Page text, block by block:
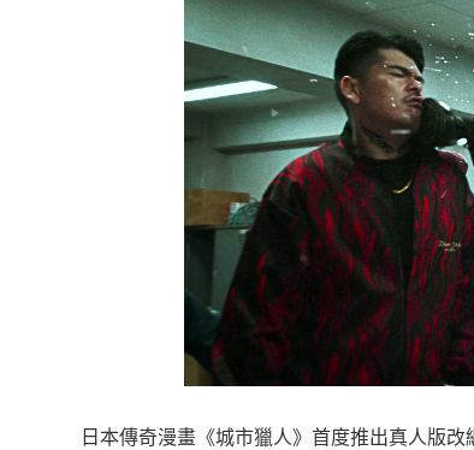
日本傳奇漫畫《城市獵人》首度推出真人版